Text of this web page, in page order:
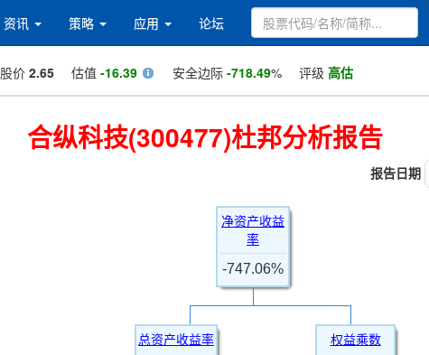
资讯 策略 应用 论坛
股价 2.65 估值 -16.39 安全边际 -718.49% 评级 高估
合纵科技(300477)杜邦分析报告
报告日期
净资产收益
率
-747.06%
总资产收益率 权益乘数